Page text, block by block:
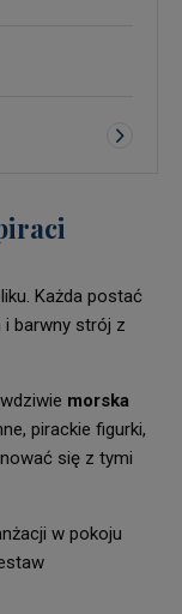
Każda postać
i barwny strój z
morska
pirackie figurki,
się z tymi
w pokoju